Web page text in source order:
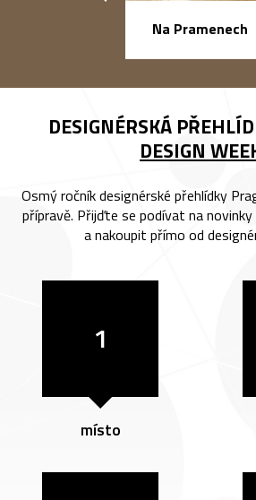
Na Pramenech
DESIGNÉRSKÁ
DESIGN
Osmý ročník designérské přehlídky
přípravě. Přijďte se podívat na
a nakoupit přímo od
1
místo